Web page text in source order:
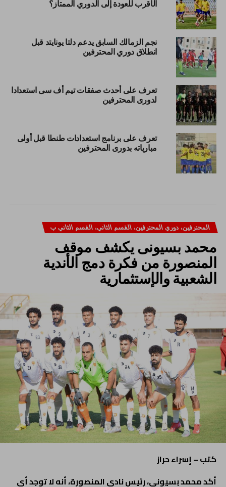
الأقرب للعودة إلى الدوري الممتاز؟
نجم الزمالك السابق يدعم دلتا يونايتد قبل
انطلاق دوري المحترفين
تعرف على أحدث صفقات تيم أف سى استعدادا
لدورى المحترفين
تعرف على برنامج استعدادات طنطا قبل أولى
مبارياته بدورى المحترفين
المحترفين، دوري المحترفين، القسم الثاني، القسم الثاني ب
محمد بسيونى يكشف موقف
المنصورة من فكرة دمج الأندية
الشعبية والإستثمارية
كتب – إسراء حراز
أكد محمد بسيوني، رئيس نادي المنصورة، أنه لا توجد أي